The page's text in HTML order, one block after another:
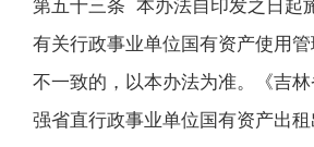
第五十三条 本办法自印发之日起
有关行政事业单位国有资产使用
不一致的，以本办法为准。《吉
强省直行政事业单位国有资产出